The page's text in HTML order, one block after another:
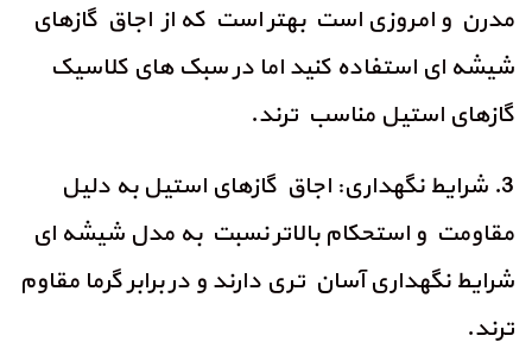
مدرن و امروزی است بهتر است که از اجاق گازهای
شیشه ای استفاده کنید اما در سبک های کلاسیک
گازهای استیل مناسب ترند.
3. شرایط نگهداری: اجاق گازهای استیل به دلیل
مقاومت و استحکام بالاتر نسبت به مدل شیشه ای
شرایط نگهداری آسان تری دارند و در برابر گرما مقاوم
ترند.